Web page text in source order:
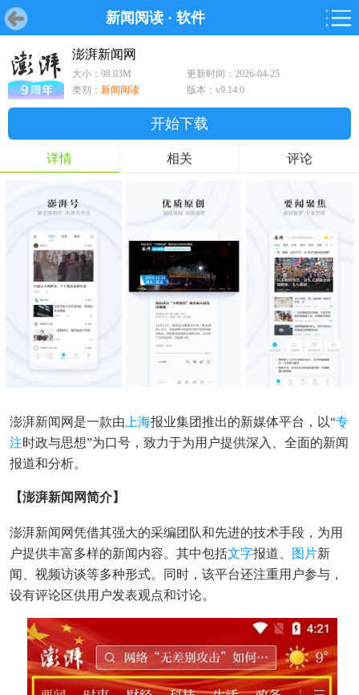
新闻阅读 · 软件
首页 游戏
首页 游戏 软件 鸿蒙
游戏
鸿蒙
软件
澎湃新闻网
大小：98.03M
更新时间：2026-04-25
类别： 新闻阅读 版本：v9.14.0
开始下载
详情 相关 评论
澎湃新闻网是一款由 上海报业集团推出的新媒体平台，以“专
注时政与思想”为口号，致力于为用户提供深入、全面的新闻
报道和分析。
【澎湃新闻网简介】
澎湃新闻网凭借其强大的采编团队和先进的技术手段，为用
户提供丰富多样的新闻内容。其中包括文字报道、 图片新
闻、视频访谈等多种形式。同时，该平台还注重用户参与，
设有评论区供用户发表观点和讨论。